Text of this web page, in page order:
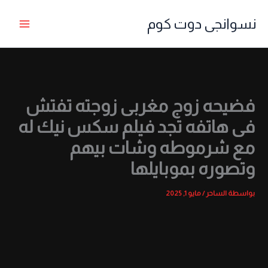
نسوانجى دوت كوم
فضيحه زوج مغربى زوجته تفتش
فى هاتفه تجد فيلم سكس نيك له
مع شرموطه وشات بيهم
وتصوره بموبايلها
بواسطة الساحر/مايو 1, 2025